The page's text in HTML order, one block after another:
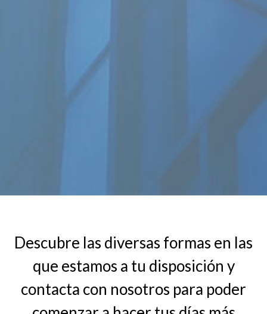
Descubre las diversas formas en las
que estamos a tu disposición y
contacta con nosotros para poder